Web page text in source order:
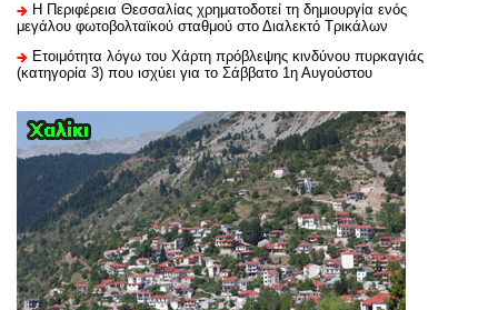
H Περιφέρεια Θεσσαλίας χρηματοδοτεί τη δημιουργία ενός
μεγάλου φωτοβολταϊκού σταθμού στο Διαλεκτό Τρικάλων
Ετοιμότητα λόγω του Χάρτη πρόβλεψης κινδύνου πυρκαγιάς
(κατηγορία 3) που ισχύει για το Σάββατο 1η Αυγούστου